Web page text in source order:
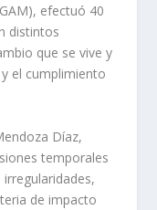
efectuó 40
distintos
que se vive y
el cumplimiento
Díaz,
temporales
de impacto